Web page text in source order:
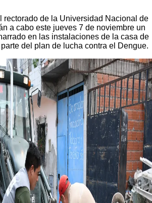
rectorado de la Universidad Nacional de
a cabo este jueves 7 de noviembre un
en las instalaciones de la casa de
del plan de lucha contra el Dengue.